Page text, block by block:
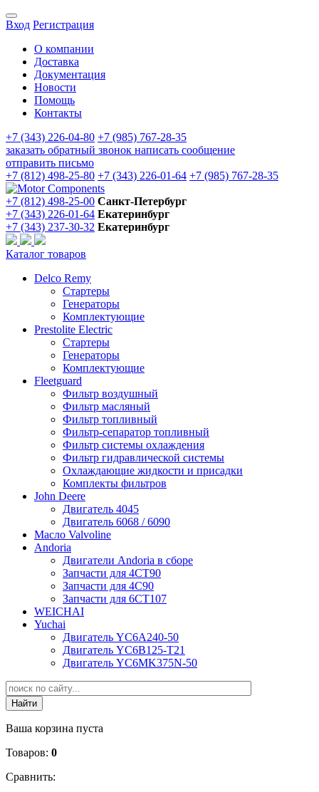
Вход Регистрация
О компании
Доставка
Документация
Новости
Помощь
Контакты
+7 (343) 226-04-80 +7 (985) 767-28-35
заказать обратный звонок написать сообщение
отправить письмо
+7 (812) 498-25-80 +7 (343) 226-01-64 +7 (985) 767-28-35
+7 (812) 498-25-00 Санкт-Петербург
+7 (343) 226-01-64 Екатеринбург
+7 (343) 237-30-32 Екатеринбург
Каталог товаров
Delco Remy
Стартеры
Генераторы
Комплектующие
Prestolite Electric
Стартеры
Генераторы
Комплектующие
Fleetguard
Фильтр воздушный
Фильтр масляный
Фильтр топливный
Фильтр-сепаратор топливный
Фильтр системы охлаждения
Фильтр гидравлической системы
Охлаждающие жидкости и присадки
Комплекты фильтров
John Deere
Двигатель 4045
Двигатель 6068 / 6090
Масло Valvoline
Andoria
Двигатели Andoria в сборе
Запчасти для 4CT90
Запчасти для 4С90
Запчасти для 6CT107
WEICHAI
Yuchai
Двигатель YC6A240-50
Двигатель YC6B125-T21
Двигатель YC6MK375N-50
Ваша корзина пуста
Товаров: 0
Сравнить: